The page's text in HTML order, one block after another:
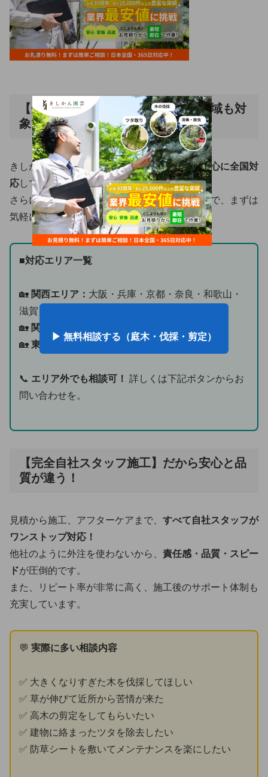
【全国対応＆柔軟対応】あなたの地域も対
象です！
きしかん園芸は、
関西・関東・東海エリアを中心に全国対
応しています。
さらに、エリア外でも相談可能な場合があるので、まずは
気軽にお問い合わせを！
■対応エリア一覧
🏡 関西エリア： 大阪・兵庫・京都・奈良・和歌山・
滋賀
🏡 関東エリア：
🏡 東海エリア： 愛知・静岡・三重
📞 エリア外でも相談可！ 詳しくは下記ボタンからお
問い合わせを。
【完全自社スタッフ施工】だから安心と品
質が違う！
見積から施工、アフターケアまで、 すべて自社スタッフが
ワンストップ対応！
他社のように外注を使わないから、 責任感・品質・スピー
ドが圧倒的です。
また、リピート率が非常に高く、施工後のサポート体制も
充実しています。
💬 実際に多い相談内容
✅ 大きくなりすぎた木を伐採してほしい
✅ 草が伸びて近所から苦情が来た
✅ 高木の剪定をしてもらいたい
✅ 建物に絡まったツタを除去したい
✅ 防草シートを敷いてメンテナンスを楽にしたい
×
▶ 無料相談する（庭木・伐採・剪定）